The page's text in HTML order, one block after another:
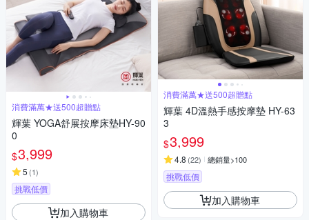
消費滿萬★送500超贈點
輝葉 YOGA舒展按摩床墊HY-90
0
$3,999
5 (1)
挑戰低價
加入購物車
消費滿萬★送500超贈點
輝葉 4D溫熱手感按摩墊 HY-63
3
$3,999
4.8 (22) 總銷量>100
挑戰低價
加入購物車